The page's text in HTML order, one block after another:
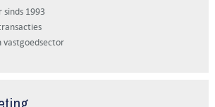
sinds 1993